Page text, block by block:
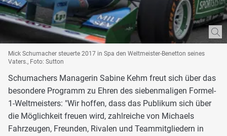
Mick Schumacher steuerte 2017 in Spa den Weltmeister-Benetton seines
Vaters., Foto: Sutton
Schumachers Managerin Sabine Kehm freut sich über das
besondere Programm zu Ehren des siebenmaligen Formel-
1-Weltmeisters: "Wir hoffen, dass das Publikum sich über
die Möglichkeit freuen wird, zahlreiche von Michaels
Fahrzeugen, Freunden, Rivalen und Teammitgliedern in